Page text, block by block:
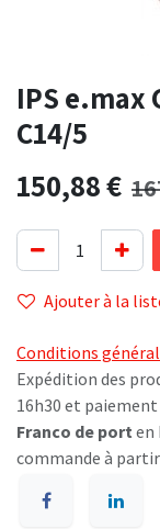
IPS e.max
C14/5
150,88€
Ajouter à la
Conditions
Expédition des
16h30 et
Franco de port en
commande à